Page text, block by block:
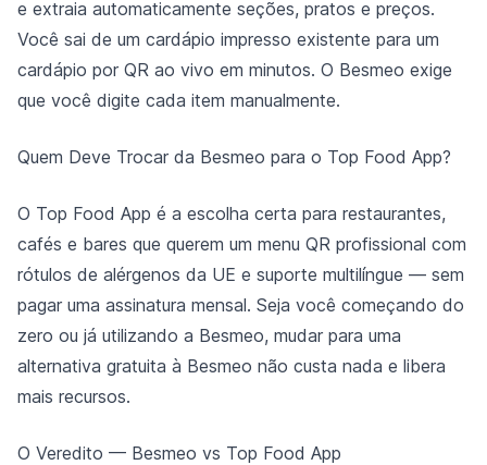
e extraia automaticamente seções, pratos e preços.
Você sai de um cardápio impresso existente para um
cardápio por QR ao vivo em minutos. O Besmeo exige
que você digite cada item manualmente.
Quem Deve Trocar da Besmeo para o Top Food App?
O Top Food App é a escolha certa para restaurantes,
cafés e bares que querem um menu QR profissional com
rótulos de alérgenos da UE e suporte multilíngue — sem
pagar uma assinatura mensal. Seja você começando do
zero ou já utilizando a Besmeo, mudar para uma
alternativa gratuita à Besmeo não custa nada e libera
mais recursos.
O Veredito — Besmeo vs Top Food App